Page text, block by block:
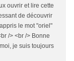
ouvrir et lire cette
de découvrir
le mot "oriel"
/> <br /> Bonne
je suis toujours